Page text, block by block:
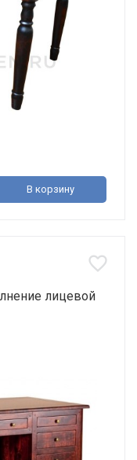
В корзину
лицевой